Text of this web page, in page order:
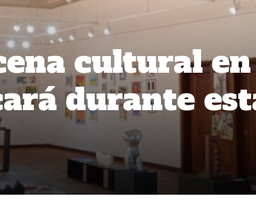
cultural en
durante